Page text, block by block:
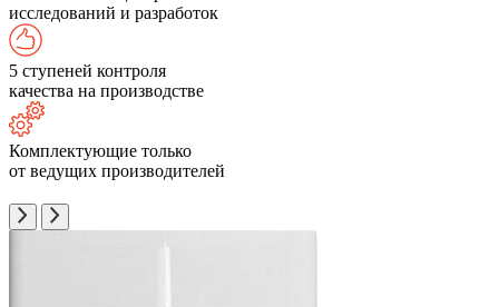
исследований и разработок
5 ступеней контроля
качества на производстве
Комплектующие только
от ведущих производителей